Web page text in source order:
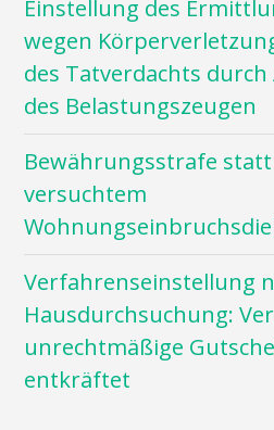
Einstellung des
wegen
des Tatverdachts
des Belastungszeugen
Bewährungsstrafe
versuchtem
Verfahrenseinstellung
Hausdurchsuchung:
unrechtmäßige
entkräftet